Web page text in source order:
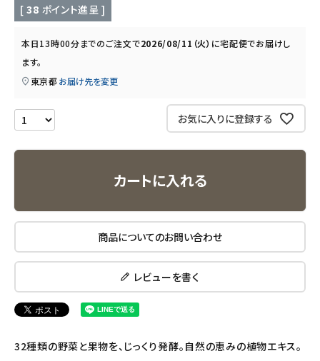
フード・ドリンク
ブランド
定期購入
オリジナルブランド
アルマウィン
アルモニベルツ
[ 38 ポイント進呈 ]
本日13時00分までのご注文で2026/08/11（火） に宅配便でお届けし
ます。
東京都 お届け先を変更
お気に入りに登録する
カートに入れる
商品についてのお問い合わせ
レビューを書く
32種類の野菜と果物を、じっくり発酵。自然の恵みの植物エキス。